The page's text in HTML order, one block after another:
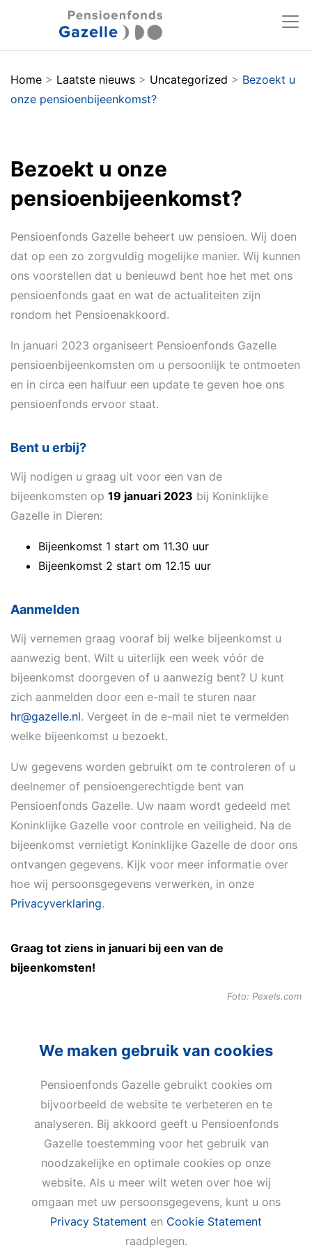
Home > Laatste nieuws > Uncategorized > Bezoekt u
onze pensioenbijeenkomst?
Bezoekt u onze
pensioenbijeenkomst?
Pensioenfonds Gazelle beheert uw pensioen. Wij doen
dat op een zo zorgvuldig mogelijke manier. Wij kunnen
ons voorstellen dat u benieuwd bent hoe het met ons
pensioenfonds gaat en wat de actualiteiten zijn
rondom het Pensioenakkoord.
In januari 2023 organiseert Pensioenfonds Gazelle
pensioenbijeenkomsten om u persoonlijk te ontmoeten
en in circa een halfuur een update te geven hoe ons
pensioenfonds ervoor staat.
Bent u erbij?
Wij nodigen u graag uit voor een van de
bijeenkomsten op 19 januari 2023 bij Koninklijke
Gazelle in Dieren:
Bijeenkomst 1 start om 11.30 uur
Bijeenkomst 2 start om 12.15 uur
Aanmelden
Wij vernemen graag vooraf bij welke bijeenkomst u
aanwezig bent. Wilt u uiterlijk een week vóór de
bijeenkomst doorgeven of u aanwezig bent? U kunt
zich aanmelden door een e-mail te sturen naar
hr@gazelle.nl. Vergeet in de e-mail niet te vermelden
welke bijeenkomst u bezoekt.
Uw gegevens worden gebruikt om te controleren of u
deelnemer of pensioengerechtigde bent van
Pensioenfonds Gazelle. Uw naam wordt gedeeld met
Koninklijke Gazelle voor controle en veiligheid. Na de
bijeenkomst vernietigt Koninklijke Gazelle de door ons
ontvangen gegevens. Kijk voor meer informatie over
hoe wij persoonsgegevens verwerken, in onze
Privacyverklaring.
Graag tot ziens in januari bij een van de
bijeenkomsten!
Foto: Pexels.com
Privacy
Cookie-instellingen
Email
info@pensioenfondsgazelle.com
Telefoon
088 60 60 281
Adres
We maken gebruik van cookies
Pensioenfonds Gazelle gebruikt cookies om
bijvoorbeeld de website te verbeteren en te
analyseren. Bij akkoord geeft u Pensioenfonds
Gazelle toestemming voor het gebruik van
noodzakelijke en optimale cookies op onze
website. Als u meer wilt weten over hoe wij
omgaan met uw persoonsgegevens, kunt u ons
Privacy Statement en Cookie Statement
raadplegen.